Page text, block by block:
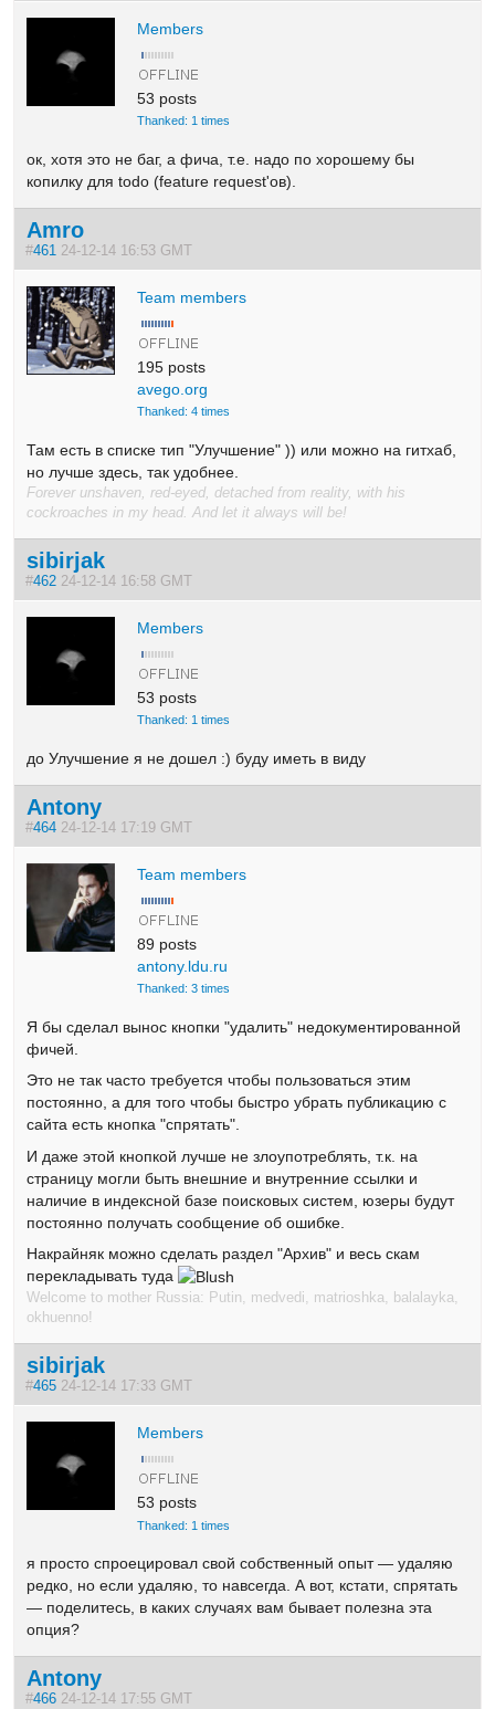
Members
53 posts
Thanked: 1 times
ок, хотя это не баг, а фича, т.е. надо по хорошему бы
копилку для todo (feature request'ов).
Amro
#461 24-12-14 16:53 GMT
Team members
195 posts
avego.org
Thanked: 4 times
Там есть в списке тип "Улучшение" )) или можно на гитхаб,
но лучше здесь, так удобнее.
Forever unshaven, red-eyed, detached from reality, with his
cockroaches in my head. And let it always will be!
sibirjak
#462 24-12-14 16:58 GMT
Members
53 posts
Thanked: 1 times
до Улучшение я не дошел :) буду иметь в виду
Antony
#464 24-12-14 17:19 GMT
Team members
89 posts
antony.ldu.ru
Thanked: 3 times
Я бы сделал вынос кнопки "удалить" недокументированной
фичей.
Это не так часто требуется чтобы пользоваться этим
постоянно, а для того чтобы быстро убрать публикацию с
сайта есть кнопка "спрятать".
И даже этой кнопкой лучше не злоупотреблять, т.к. на
страницу могли быть внешние и внутренние ссылки и
наличие в индексной базе поисковых систем, юзеры будут
постоянно получать сообщение об ошибке.
Накрайняк можно сделать раздел "Архив" и весь скам
перекладывать туда
Welcome to mother Russia: Putin, medvedi, matrioshka, balalayka,
okhuenno!
sibirjak
#465 24-12-14 17:33 GMT
Members
53 posts
Thanked: 1 times
я просто спроецировал свой собственный опыт — удаляю
редко, но если удаляю, то навсегда. А вот, кстати, спрятать
— поделитесь, в каких случаях вам бывает полезна эта
опция?
Antony
#466 24-12-14 17:55 GMT